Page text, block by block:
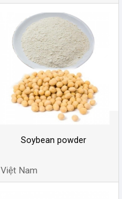
Soybean powder
Việt Nam